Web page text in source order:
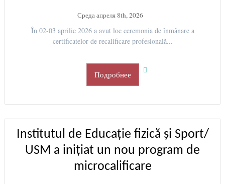
Среда апреля 8th, 2026
În 02-03 aprilie 2026 a avut loc ceremonia de înmânare a
certificatelor de recalificare profesională...
Подробнее
Institutul de Educație fizică și Sport/
USM a inițiat un nou program de
microcalificare